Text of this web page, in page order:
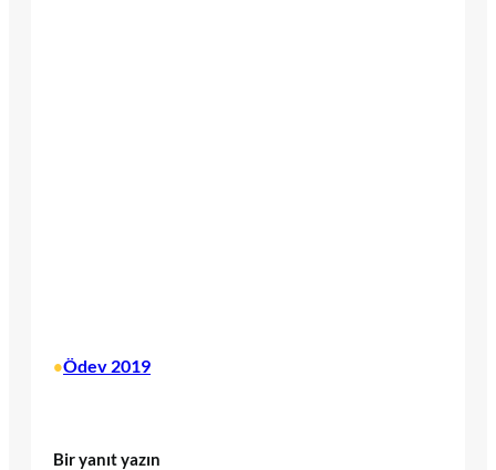
•Ödev 2019
Bir yanıt yazın